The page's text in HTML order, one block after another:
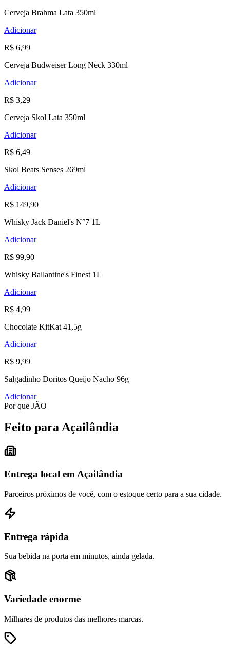
Cerveja Brahma Lata 350ml
Adicionar
R$ 6,99
Cerveja Budweiser Long Neck 330ml
Adicionar
R$ 3,29
Cerveja Skol Lata 350ml
Adicionar
R$ 6,49
Skol Beats Senses 269ml
Adicionar
R$ 149,90
Whisky Jack Daniel's N°7 1L
Adicionar
R$ 99,90
Whisky Ballantine's Finest 1L
Adicionar
R$ 4,99
Chocolate KitKat 41,5g
Adicionar
R$ 9,99
Salgadinho Doritos Queijo Nacho 96g
Adicionar
Por que JÃO
Feito para Açailândia
Entrega local em Açailândia
Parceiros próximos de você, com o estoque certo para a sua cidade.
Entrega rápida
Sua bebida na porta em minutos, ainda gelada.
Variedade enorme
Milhares de produtos das melhores marcas.